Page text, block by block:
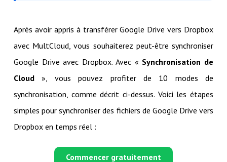
Après avoir appris à transférer Google Drive vers Dropbox
avec MultCloud, vous souhaiterez peut-être synchroniser
Google Drive avec Dropbox. Avec « Synchronisation de
Cloud», vous pouvez profiter de 10 modes de
synchronisation, comme décrit ci-dessus. Voici les étapes
simples pour synchroniser des fichiers de Google Drive vers
Dropbox en temps réel :
Commencer gratuitement